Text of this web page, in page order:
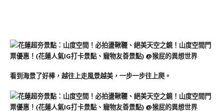
看到海景了好棒，越往上走風景越美，一步一步往上爬。